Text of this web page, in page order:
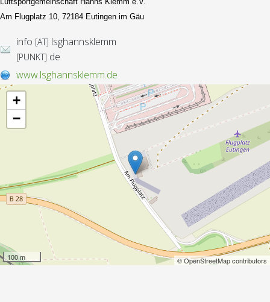
Am Flugplatz 10, 72184 Eutingen im Gäu
info [AT] lsghannsklemm
[PUNKT] de
www.lsghannsklemm.de
+
−
100 m © OpenStreetMap contributors